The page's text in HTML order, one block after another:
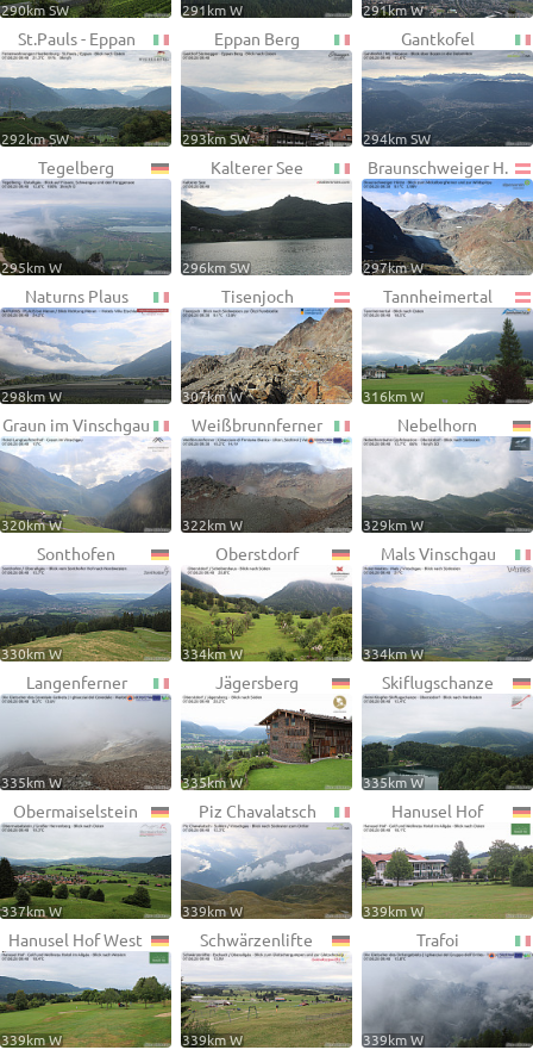
290km SW 291km W 291km W
St.Pauls - Eppan
292km SW
Eppan Berg
293km SW
Gantkofel
294km SW
Tegelberg
295km W
Kalterer See
296km SW
Braunschweiger H.
297km W
Naturns Plaus
298km W
Tisenjoch
307km W
Tannheimertal
316km W
Graun im Vinschgau
320km W
Weißbrunnferner
322km W
Nebelhorn
329km W
Sonthofen
330km W
Oberstdorf
334km W
Mals Vinschgau
334km W
Langenferner
335km W
Jägersberg
335km W
Skiflugschanze
335km W
Obermaiselstein
337km W
Piz Chavalatsch
339km W
Hanusel Hof
339km W
Hanusel Hof West
339km W
Schwärzenlifte
339km W
Trafoi
339km W